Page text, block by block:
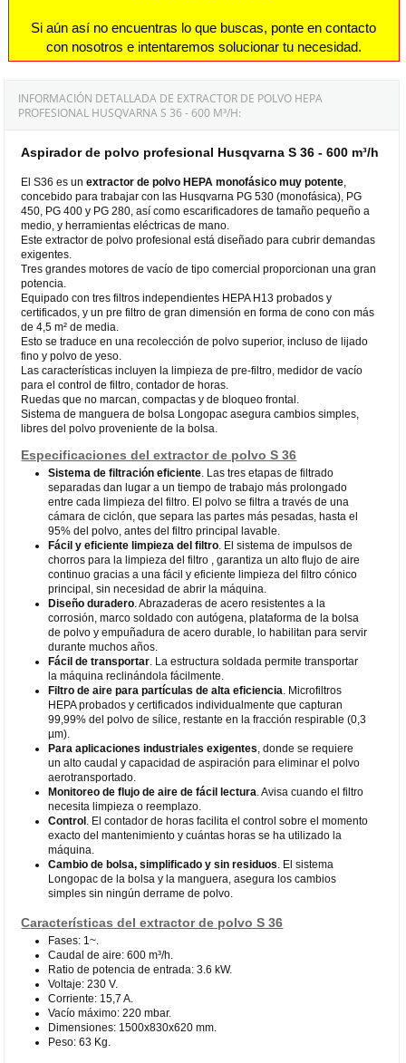
Si aún así no encuentras lo que buscas, ponte en contacto
con nosotros e intentaremos solucionar tu necesidad.
INFORMACIÓN DETALLADA DE EXTRACTOR DE POLVO HEPA
PROFESIONAL HUSQVARNA S 36 - 600 M³/H:
Aspirador de polvo profesional Husqvarna S 36 - 600 m³/h
El S36 es unextractor de polvo HEPA monofásico muy potente
concebido para trabajar con las Husqvarna PG 530 (monofásica), PG
450, PG 400 y PG 280, así como escarificadores de tamaño pequeño a
medio, y herramientas eléctricas de mano.
Este extractor de polvo profesional está diseñado para cubrir demandas
exigentes.
Tres grandes motores de vacío de tipo comercial proporcionan una gran
potencia.
Equipado con tres filtros independientes HEPA H13 probados y
certificados, y un pre filtro de gran dimensión en forma de cono con más
de 4,5 m² de media.
Esto se traduce en una recolección de polvo superior, incluso de lijado
fino y polvo de yeso.
Las características incluyen la limpieza de pre-filtro, medidor de vacío
para el control de filtro, contador de horas.
Ruedas que no marcan, compactas y de bloqueo frontal.
Sistema de manguera de bolsa Longopac asegura cambios simples,
libres del polvo proveniente de la bolsa.
Especificaciones del extractor de polvo S 36
Sistema de filtración eficiente . Las tres etapas de filtrado
separadas dan lugar a un tiempo de trabajo más prolongado
entre cada limpieza del filtro. El polvo se filtra a través de una
cámara de ciclón, que separa las partes más pesadas, hasta el
95% del polvo, antes del filtro principal lavable.
Fácil y eficiente limpieza del filtro . El sistema de impulsos de
chorros para la limpieza del filtro , garantiza un alto flujo de aire
continuo gracias a una fácil y eficiente limpieza del filtro cónico
principal, sin necesidad de abrir la máquina.
Diseño duradero . Abrazaderas de acero resistentes a la
corrosión, marco soldado con autógena, plataforma de la bolsa
de polvo y empuñadura de acero durable, lo habilitan para servir
durante muchos años.
Fácil de transportar . La estructura soldada permite transportar
la máquina reclinándola fácilmente.
Filtro de aire para partículas de alta eficiencia . Microfiltros
HEPA probados y certificados individualmente que capturan
99,99% del polvo de sílice, restante en la fracción respirable (0,3
µm).
Para aplicaciones industriales exigentes , donde se requiere
un alto caudal y capacidad de aspiración para eliminar el polvo
aerotransportado.
Monitoreo de flujo de aire de fácil lectura . Avisa cuando el filtro
necesita limpieza o reemplazo.
Control . El contador de horas facilita el control sobre el momento
exacto del mantenimiento y cuántas horas se ha utilizado la
máquina.
Cambio de bolsa, simplificado y sin residuos . El sistema
Longopac de la bolsa y la manguera, asegura los cambios
simples sin ningún derrame de polvo.
Características del extractor de polvo S 36
Fases: 1~.
Caudal de aire: 600 m³/h.
Ratio de potencia de entrada: 3.6 kW.
Voltaje: 230 V.
Corriente: 15,7 A.
Vacío máximo: 220 mbar.
Dimensiones: 1500x830x620 mm.
Peso: 63 Kg.